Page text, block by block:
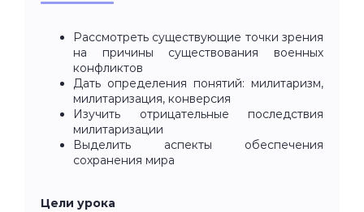
Рассмотреть существующие точки зрения
на причины существования военных
конфликтов
Дать определения понятий: милитаризм,
милитаризация, конверсия
Изучить отрицательные последствия
милитаризации
Выделить аспекты обеспечения
сохранения мира
Цели урока